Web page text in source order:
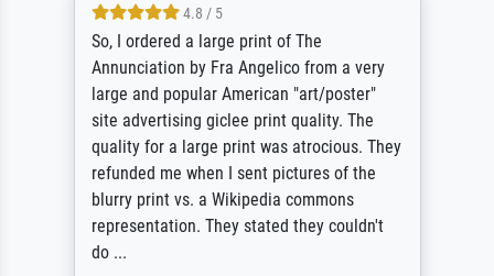
4.8 / 5
So, I ordered a large print of The
Annunciation by Fra Angelico from a very
large and popular American "art/poster"
site advertising giclee print quality. The
quality for a large print was atrocious. They
refunded me when I sent pictures of the
blurry print vs. a Wikipedia commons
representation. They stated they couldn't
do ...